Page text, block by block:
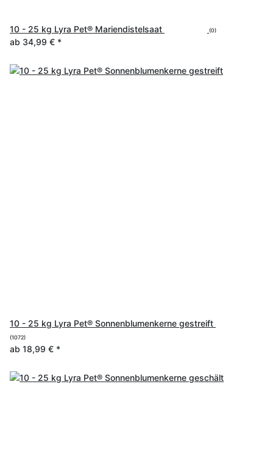
10 - 25 kg Lyra Pet® Mariendistelsaat (0)
ab 34,99 € *
10 - 25 kg Lyra Pet® Sonnenblumenkerne gestreift
(1072)
ab 18,99 € *